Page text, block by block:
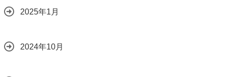
2025年1月
2024年10月